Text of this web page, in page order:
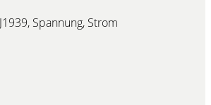
Spannung, Strom